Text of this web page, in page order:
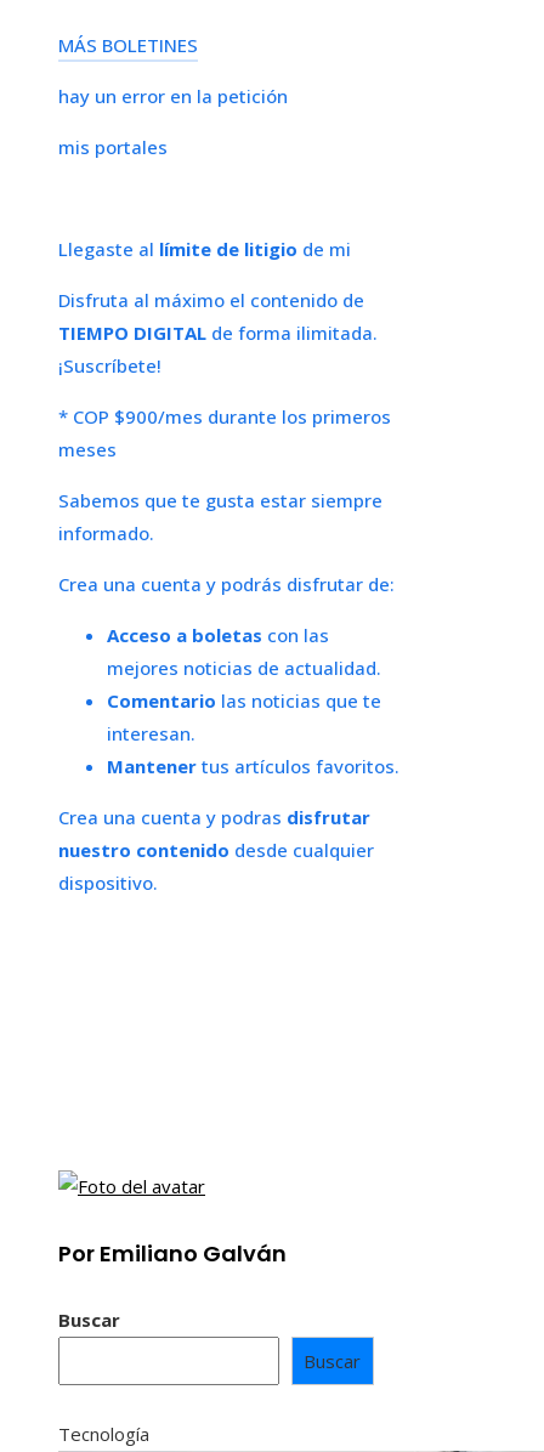
MÁS BOLETINES
hay un error en la petición
mis portales
Llegaste al límite de litigio de mi
Disfruta al máximo el contenido de
TIEMPO DIGITAL de forma ilimitada.
¡Suscríbete!
* COP $900/mes durante los primeros
meses
Sabemos que te gusta estar siempre
informado.
Crea una cuenta y podrás disfrutar de:
Acceso a boletas con las
mejores noticias de actualidad.
Comentario las noticias que te
interesan.
Mantener tus artículos favoritos.
Crea una cuenta y podras disfrutar
nuestro contenido desde cualquier
dispositivo.
Por Emiliano Galván
Buscar
Buscar
Tecnología